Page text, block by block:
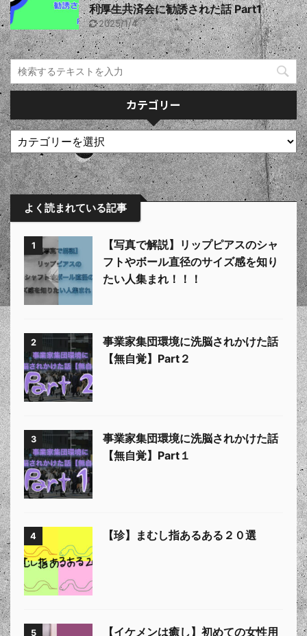
利厚生共済会に勧誘された話 Part1
2025/1/4
カテゴリー
よく読まれている記事
1
【写真で解説】リップピアスのシャ
フトやボール直径のサイズ感を知り
たい人集まれ！！！
2
事業家集団環境に洗脳されかけた話
【無自覚】Part２
3
事業家集団環境に洗脳されかけた話
【無自覚】Part１
4 【珍】まむし指あるある２０選
5 【イケメンは癒し】初めての女性用